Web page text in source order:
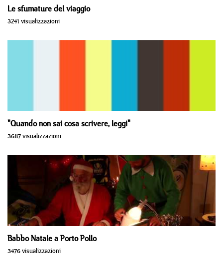
Le sfumature del viaggio
3241 visualizzazioni
"Quando non sai cosa scrivere, leggi"
3687 visualizzazioni
Babbo Natale a Porto Pollo
3476 visualizzazioni